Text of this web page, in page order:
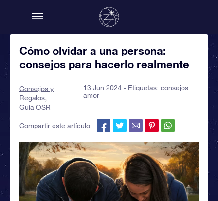
Cómo olvidar a una persona:
consejos para hacerlo realmente
Consejos y
Regalos
Guía OSR
13 Jun 2024 - Etiquetas:consejos
amor
Compartir este artículo: